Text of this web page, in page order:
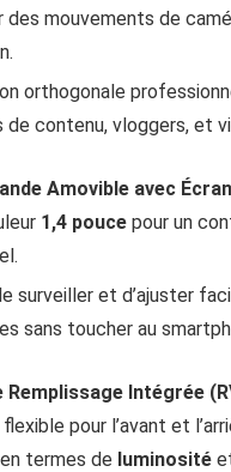
des mouvements de
orthogonale
de contenu, vloggers, et
Amovible avec
1,4 pouce pour un
surveiller et d’ajuster
sans toucher au
Remplissage Intégrée
pour l’avant et
termes de luminosité